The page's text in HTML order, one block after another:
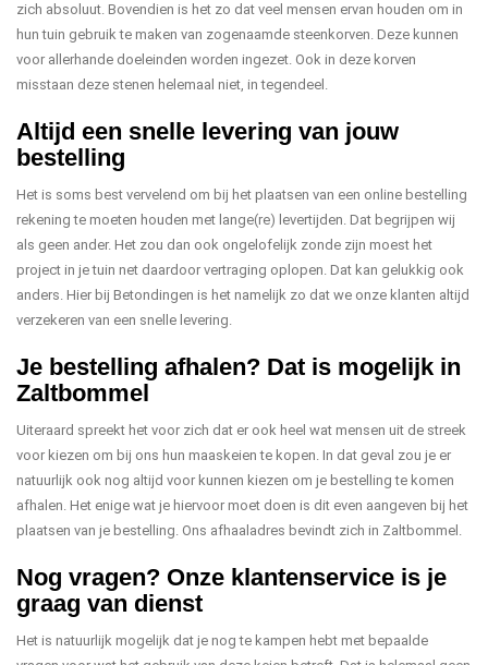
zich absoluut. Bovendien is het zo dat veel mensen ervan houden om in
hun tuin gebruik te maken van zogenaamde steenkorven. Deze kunnen
voor allerhande doeleinden worden ingezet. Ook in deze korven
misstaan deze stenen helemaal niet, in tegendeel.
Altijd een snelle levering van jouw
bestelling
Het is soms best vervelend om bij het plaatsen van een online bestelling
rekening te moeten houden met lange(re) levertijden. Dat begrijpen wij
als geen ander. Het zou dan ook ongelofelijk zonde zijn moest het
project in je tuin net daardoor vertraging oplopen. Dat kan gelukkig ook
anders. Hier bij Betondingen is het namelijk zo dat we onze klanten altijd
verzekeren van een snelle levering.
Je bestelling afhalen? Dat is mogelijk in
Zaltbommel
Uiteraard spreekt het voor zich dat er ook heel wat mensen uit de streek
voor kiezen om bij ons hun maaskeien te kopen. In dat geval zou je er
natuurlijk ook nog altijd voor kunnen kiezen om je bestelling te komen
afhalen. Het enige wat je hiervoor moet doen is dit even aangeven bij het
plaatsen van je bestelling. Ons afhaaladres bevindt zich in Zaltbommel.
Nog vragen? Onze klantenservice is je
graag van dienst
Het is natuurlijk mogelijk dat je nog te kampen hebt met bepaalde